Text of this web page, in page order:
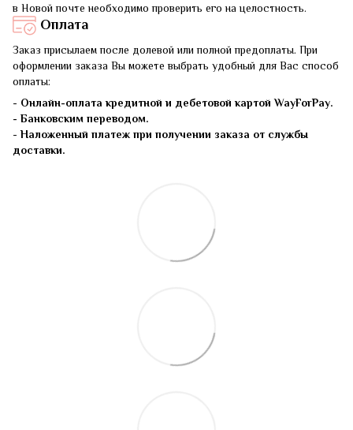
в Новой почте необходимо проверить его на целостность.
Оплата
Заказ присылаем после долевой или полной предоплаты. При
оформлении заказа Вы можете выбрать удобный для Вас способ
оплаты:
- Онлайн-оплата кредитной и дебетовой картой WayForPay.
- Банковским переводом.
-Наложенный платеж при получении заказа от службы
доставки.